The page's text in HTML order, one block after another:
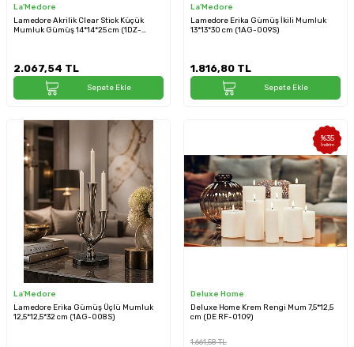
La'Medore
Lamedore Akrilik Clear Stick Küçük
Mumluk Gümüş 14*14*25 cm (1DZ-
2.067,54 TL
Sepete Ekle
La'Medore
Lamedore Erika Gümüş İkili Mumluk
13*13*30 cm (1AG-009S)
1.816,80 TL
Sepete Ekle
La'Medore
Lamedore Erika Gümüş Üçlü Mumluk
12,5*12,5*32 cm (1AG-008S)
%35
İndirim
Deluxe Home
Deluxe Home Krem Rengi Mum 7,5*12,5
cm (DE RF-0109)
1.661,58TL